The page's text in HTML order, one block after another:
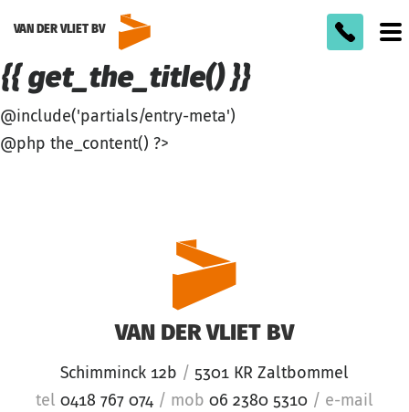
VAN DER VLIET BV
{{ get_the_title() }}
@include('partials/entry-meta')
@php the_content() ?>
VAN DER VLIET BV
Schimminck 12b / 5301 KR Zaltbommel
tel 0418 767 074 / mob 06 2380 5310 / e-mail